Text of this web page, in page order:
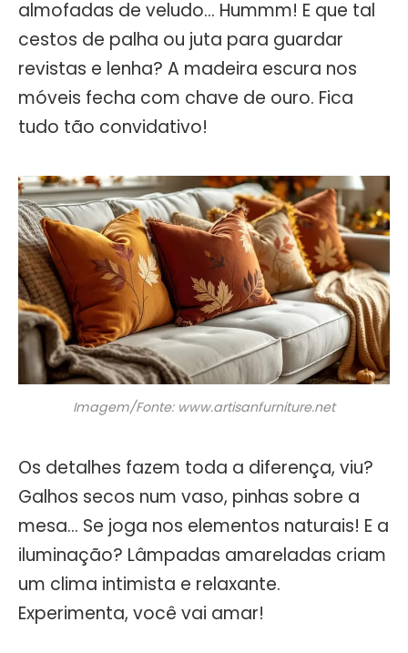
almofadas de veludo… Hummm! E que tal
cestos de palha ou juta para guardar
revistas e lenha? A madeira escura nos
móveis fecha com chave de ouro. Fica
tudo tão convidativo!
Imagem/Fonte: www.artisanfurniture.net
Os detalhes fazem toda a diferença, viu?
Galhos secos num vaso, pinhas sobre a
mesa… Se joga nos elementos naturais! E a
iluminação? Lâmpadas amareladas criam
um clima intimista e relaxante.
Experimenta, você vai amar!